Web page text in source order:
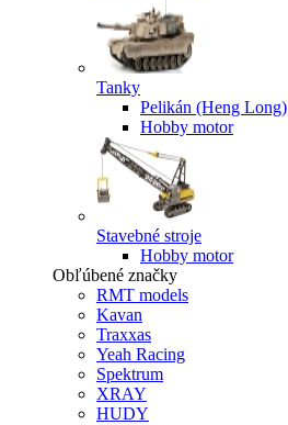
Tanky
Pelikán (Heng Long)
Hobby motor
Stavebné stroje
Hobby motor
Obľúbené značky
RMT models
Kavan
Traxxas
Yeah Racing
Spektrum
XRAY
HUDY